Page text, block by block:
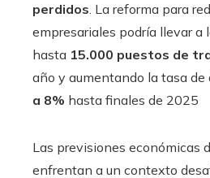
perdidos. La reforma para
empresariales podría llevar a
hasta 15.000 puestos de
año y aumentando la tasa de
a 8% hasta finales de 2025
Las previsiones económicas
enfrentan a un contexto